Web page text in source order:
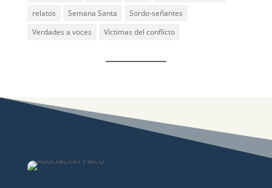
relatos
Semana Santa
Sordo-señantes
Verdades a voces
Víctimas del conflicto